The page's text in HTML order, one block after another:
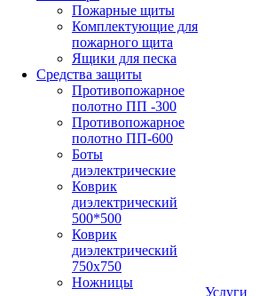
Пожарные щиты
Комплектующие для
пожарного щита
Ящики для песка
Средства защиты
Противопожарное
полотно ПП -300
Противопожарное
полотно ПП-600
Боты
диэлектрические
Коврик
диэлектрический
500*500
Коврик
диэлектрический
750х750
Ножницы
Услуги